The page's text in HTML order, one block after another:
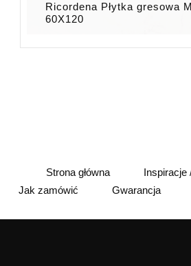
Ricordena Płytka gresowa
60X120
Strona główna
Inspiracje
Jak zamówić
Gwarancja